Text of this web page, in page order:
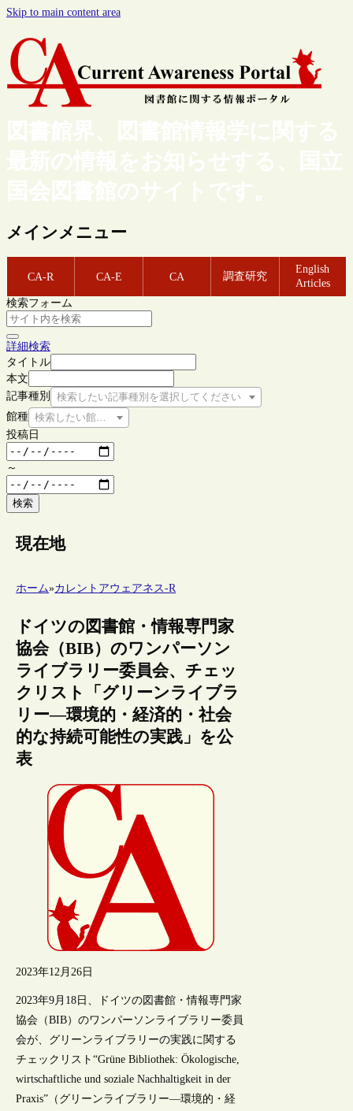
Skip to main content area
図書館界、図書館情報学に関する
最新の情報をお知らせする、国立
国会図書館のサイトです。
メインメニュー
CA-R CA-E CA 調査研究
English
Articles
検索フォーム
詳細検索
タイトル
本文
記事種別
検索したい記事種別を選択してください
館種 検索したい館種を選択してください
投稿日
～
検索
現在地
ホーム»カレントアウェアネス-R
ドイツの図書館・情報専門家
協会（BIB）のワンパーソン
ライブラリー委員会、チェッ
クリスト「グリーンライブラ
リー―環境的・経済的・社会
的な持続可能性の実践」を公
表
2023年12月26日
2023年9月18日、ドイツの図書館・情報専門家
協会（BIB）のワンパーソンライブラリー委員
会が、グリーンライブラリーの実践に関する
チェックリスト“Grüne Bibliothek: Ökologische,
wirtschaftliche und soziale Nachhaltigkeit in der
Praxis”（グリーンライブラリー―環境的・経